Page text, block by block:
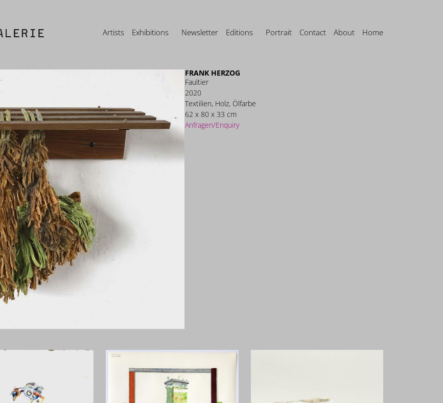
Artists Exhibitions Newsletter Editions Portrait Contact About Home
FRANK HERZOG
Faultier
2020
Textilien, Holz, Ölfarbe
62 x 80 x 33 cm
Anfragen/Enquiry